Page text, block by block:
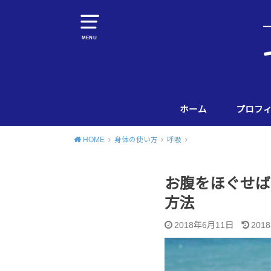
MENU
ホーム プロフ
HOME 身体の使い方 呼吸
お腹をほぐせ
方法
2018年6月11日